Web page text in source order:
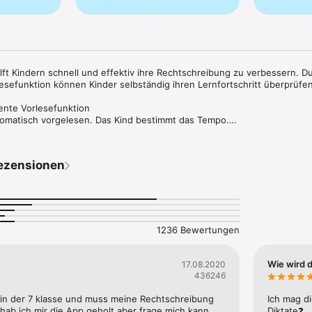
Kindern schnell und effektiv ihre Rechtschreibung zu verbessern.
können Kinder selbständig ihren Lernfortschritt
Vorlesefunktion
vorgelesen. Das Kind bestimmt das Tempo.
Diktaten mit unterschiedlichen Lernschwerpunkten.
können eigene Diktate erstellt und automatisch
können markiert und später gezielt geübt werden. So stellt sich
ein.
1236 Bewertungen
17.08.2020
436246
der 7 klasse und muss meine Rechtschreibung
Wie wird
Ich mag